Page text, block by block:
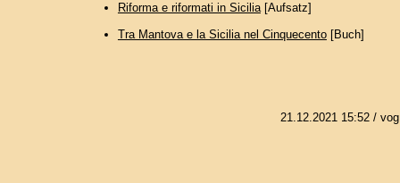
Riforma e riformati in Sicilia[Aufsatz]
Tra Mantova e la Sicilia nel Cinquecento[Buch]
21.12.2021 15:52/ vog